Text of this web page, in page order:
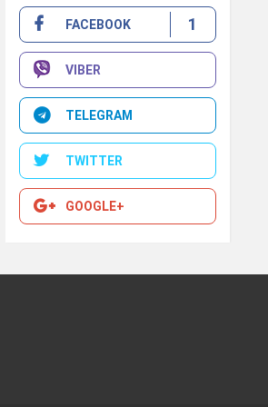
FACEBOOK 1
VIBER
TELEGRAM
TWITTER
GOOGLE+